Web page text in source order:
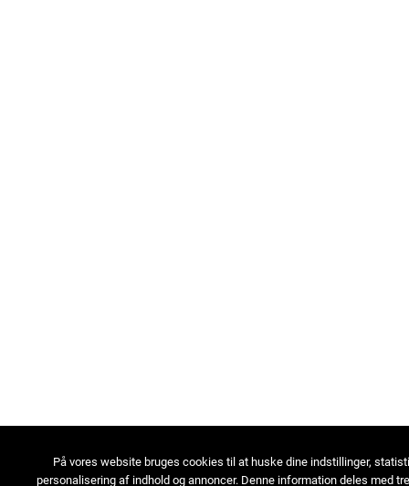
På vores website bruges cookies til at huske dine indstillinger,
personalisering af indhold og annoncer. Denne information deles med